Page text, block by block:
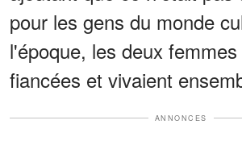
pour les gens du monde
l'époque, les deux
fiancées et vivaient
ANNONCES